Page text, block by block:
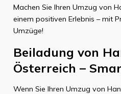
Machen Sie Ihren Umzug von
einem positiven Erlebnis – mit
Umzüge!
Beiladung von
Österreich –
Wenn Sie Ihren Umzug von